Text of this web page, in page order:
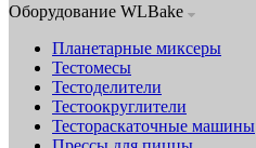
Оборудование WLBake
Планетарные миксеры
Тестомесы
Тестоделители
Тестоокруглители
Тестораскаточные машины